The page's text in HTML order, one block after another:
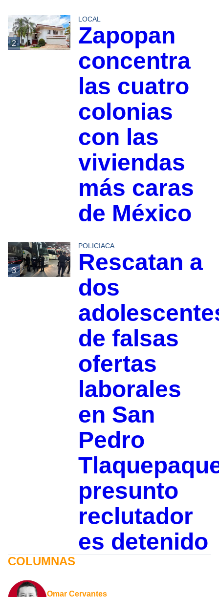
2
LOCAL
Zapopan
concentra
las cuatro
colonias
con las
viviendas
más caras
de México
3
POLICIACA
Rescatan a
dos
de falsas
ofertas
laborales
en San
Pedro
presunto
reclutador
es detenido
COLUMNAS
Omar Cervantes